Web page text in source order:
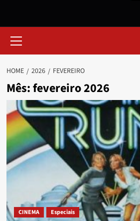
HOME 2026 FEVEREIRO
Mês:fevereiro 2026
CINEMA Especiais